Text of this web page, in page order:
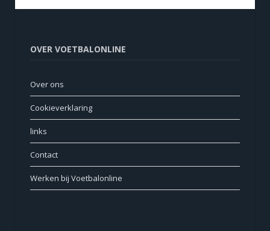
OVER VOETBALONLINE
Over ons
Cookieverklaring
links
Contact
Werken bij Voetbalonline